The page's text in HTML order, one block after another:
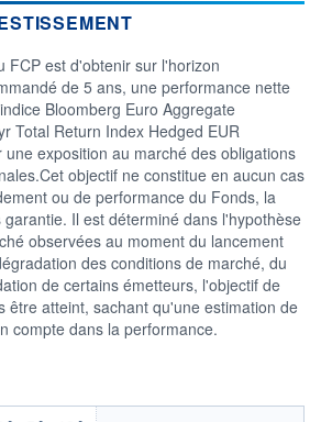
12 02/04
0%
BOURSOVIE LUX
BOURSOVIE
FCP est d'obtenir sur l'horizon
de 5 ans, une performance nette
Bloomberg Euro Aggregate
Total Return Index Hedged EUR
exposition au marché des obligations
objectif ne constitue en aucun cas
ou de performance du Fonds, la
Il est déterminé dans l'hypothèse
observées au moment du lancement
des conditions de marché, du
de certains émetteurs, l'objectif de
être atteint, sachant qu'une estimation de
compte dans la performance.